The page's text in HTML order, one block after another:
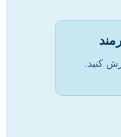
کنید.